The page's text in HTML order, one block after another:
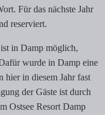
Für das nächste Jahr
reserviert.
ist in Damp möglich,
wurde in Damp eine
hier in diesem Jahr fast
der Gäste ist durch
Ostsee Resort Damp